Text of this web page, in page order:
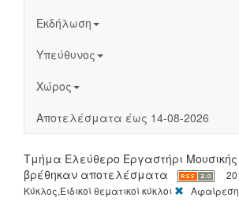
Εκδήλωση
Υπεύθυνος
Χώρος
Αποτελέσματα έως 14-08-2026
Τμήμα Ελεύθερο Εργαστήρι
βρέθηκαν αποτελέσματα
Κύκλος,Ειδικοί θεματικοί κύκλοι
[X]